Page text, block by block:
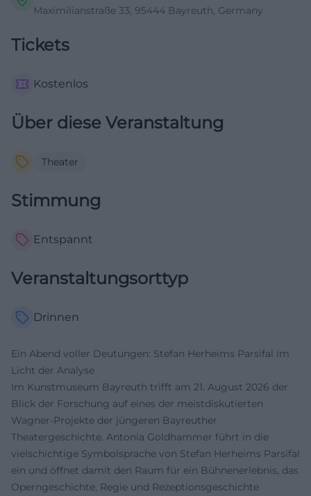
Maximilianstraße 33, 95444 Bayreuth, Germany
Tickets
Kostenlos
Über diese Veranstaltung
Theater
Stimmung
Entspannt
Veranstaltungsorttyp
Drinnen
Ein Abend voller Deutungen: Stefan Herheims Parsifal im
Licht der Analyse
Im Kunstmuseum Bayreuth trifft am 21. August 2026 der
Blick der Forschung auf eines der meistdiskutierten
Wagner-Projekte der jüngeren Bayreuther
Theatergeschichte. Antonia Goldhammer führt in die
vielschichtige Symbolsprache von Stefan Herheims Parsifal
ein und öffnet damit den Raum für ein Bühnenerlebnis, das
Operngeschichte, Regie und Rezeptionsgeschichte